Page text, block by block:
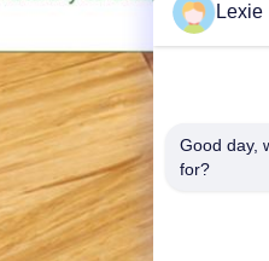
Lexie
Good day,
for?